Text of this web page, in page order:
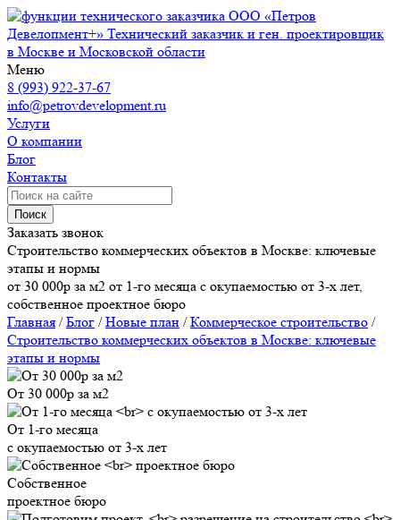
ООО «Петров
Девелопмент+» Технический заказчик и ген. проектировщик
в Москве и Московской области
Меню
8 (993) 922-37-67
info@petrovdevelopment.ru
Услуги
О компании
Блог
Контакты
Поиск
Заказать звонок
Строительство коммерческих объектов в Москве: ключевые
этапы и нормы
от 30 000р за м2 от 1-го месяца с окупаемостью от 3-х лет,
собственное проектное бюро
Главная /Блог /Новые план /Коммерческое строительство /
Строительство коммерческих объектов в Москве: ключевые
этапы и нормы
От 30 000р за м2
От 1-го месяца
с окупаемостью от 3-х лет
Собственное
проектное бюро